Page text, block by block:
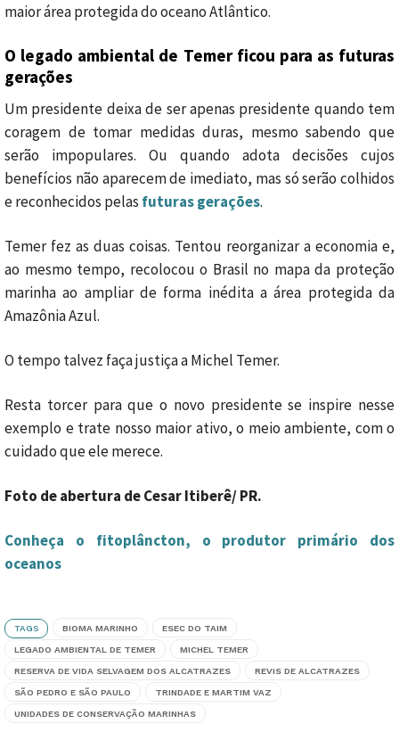
maior área protegida do oceano Atlântico.
O legado ambiental de Temer ficou para as futuras
gerações
Um presidente deixa de ser apenas presidente quando tem
coragem de tomar medidas duras, mesmo sabendo que
serão impopulares. Ou quando adota decisões cujos
benefícios não aparecem de imediato, mas só serão colhidos
e reconhecidos pelas futuras gerações.
Temer fez as duas coisas. Tentou reorganizar a economia e,
ao mesmo tempo, recolocou o Brasil no mapa da proteção
marinha ao ampliar de forma inédita a área protegida da
Amazônia Azul.
O tempo talvez faça justiça a Michel Temer.
Resta torcer para que o novo presidente se inspire nesse
exemplo e trate nosso maior ativo, o meio ambiente, com o
cuidado que ele merece.
Foto de abertura de Cesar Itiberê/ PR.
Conheça o fitoplâncton, o produtor primário dos
oceanos
TAGS BIOMA MARINHO ESEC DO TAIM
LEGADO AMBIENTAL DE TEMER MICHEL TEMER
RESERVA DE VIDA SELVAGEM DOS ALCATRAZES REVIS DE ALCATRAZES
SÃO PEDRO E SÃO PAULO TRINDADE E MARTIM VAZ
UNIDADES DE CONSERVAÇÃO MARINHAS